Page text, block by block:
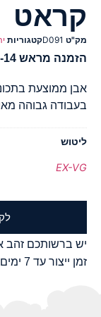
קראט
מק"ט D091קטגוריות
הזמנה מראש 10-14 ימי עסקים לייצור
אבן ממוצעת
בעבודה גבוהה
ליטוש
EX-VG
יש ברשותכם זהב
זמן ייצור עד 7 ימים